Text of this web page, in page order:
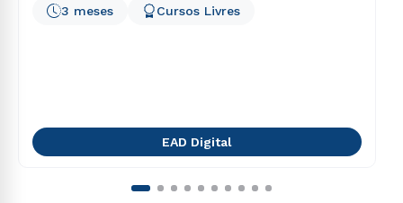
3 meses Cursos Livres
EAD Digital